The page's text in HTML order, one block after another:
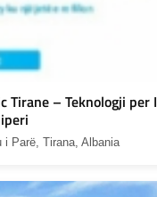
Tirane – Teknologji per
i Parë, Tirana, Albania